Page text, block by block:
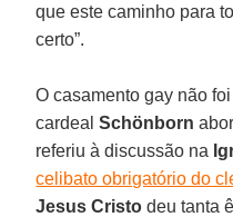
que este caminho para
certo”.
O casamento gay não
cardealSchönborn
referiu à discussão na
celibato obrigatório do
Jesus Cristo deu tanta